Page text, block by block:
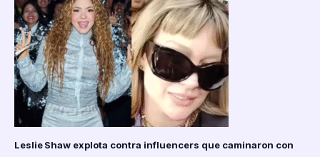
Leslie Shaw explota contra influencers que caminaron con